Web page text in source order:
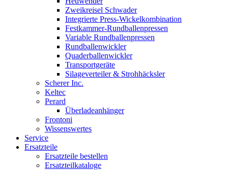
Zweikreisel Schwader
Integrierte Press-Wickelkombination
Festkammer-Rundballenpressen
Variable Rundballenpressen
Rundballenwickler
Quaderballenwickler
Transportgeräte
Silageverteiler & Strohhäcksler
Scherer Inc.
Keltec
Perard
Überladeanhänger
Frontoni
Wissenswertes
Service
Ersatzteile
Ersatzteile bestellen
Ersatzteilkataloge